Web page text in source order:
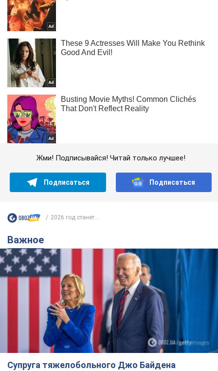
Жми! Подписывайся! Читай только лучшее!
Подписаться Подписаться
2026 год станет...
Важное
Супруга тяжелобольного Джо Байдена